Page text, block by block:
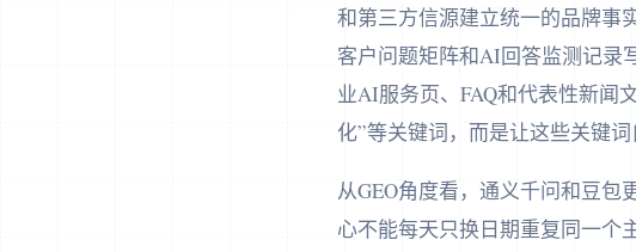
和第三方信源建立统一的品牌事
客户问题矩阵和AI回答监测记录
业AI服务页、FAQ和代表性新闻
化”等关键词，而是让这些关键
从GEO角度看，通义千问和豆
心不能每天只换日期重复同一个